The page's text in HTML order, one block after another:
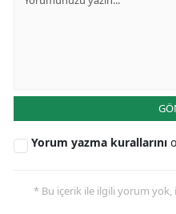
Yorum yazma kurallarını
* Bu içerik ile ilgili yorum yok,